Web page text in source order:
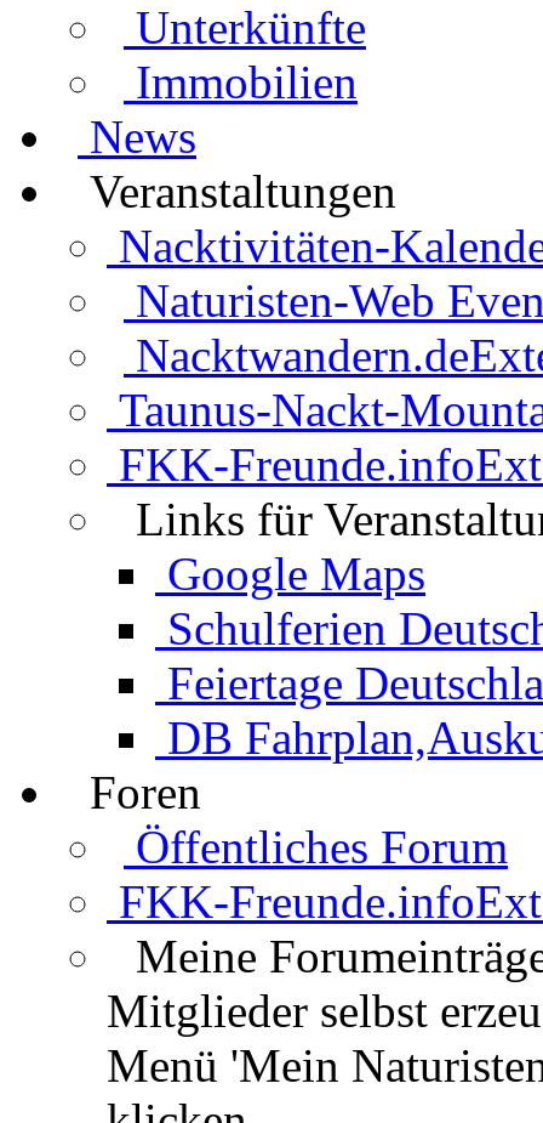
Unterkünfte
Immobilien
News
Veranstaltungen
Nacktivitäten-
Naturisten-Web
Nacktwandern.de
Taunus-Nackt-
FKK-Freunde.info
Links für
Google Maps
Schulferien
Feiertage
DB
Foren
Öffentliches Forum
FKK-Freunde.info
Meine
Mitglieder selbst
Menü 'Mein